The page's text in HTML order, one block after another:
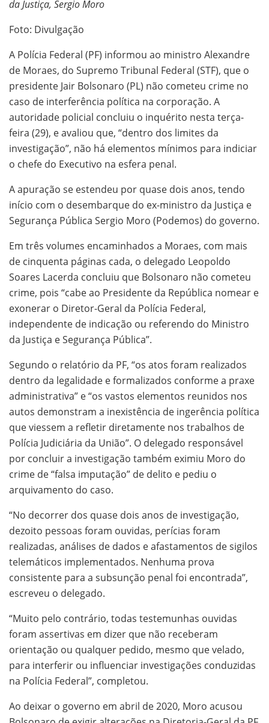
da Justiça, Sergio Moro
Foto: Divulgação
A Polícia Federal (PF) informou ao ministro Alexandre
de Moraes, do Supremo Tribunal Federal (STF), que o
presidente Jair Bolsonaro (PL) não cometeu crime no
caso de interferência política na corporação. A
autoridade policial concluiu o inquérito nesta terça-
feira (29), e avaliou que, “dentro dos limites da
investigação”, não há elementos mínimos para indiciar
o chefe do Executivo na esfera penal.
A apuração se estendeu por quase dois anos, tendo
início com o desembarque do ex-ministro da Justiça e
Segurança Pública Sergio Moro (Podemos) do governo.
Em três volumes encaminhados a Moraes, com mais
de cinquenta páginas cada, o delegado Leopoldo
Soares Lacerda concluiu que Bolsonaro não cometeu
crime, pois “cabe ao Presidente da República nomear e
exonerar o Diretor-Geral da Polícia Federal,
independente de indicação ou referendo do Ministro
da Justiça e Segurança Pública”.
Segundo o relatório da PF, “os atos foram realizados
dentro da legalidade e formalizados conforme a praxe
administrativa” e “os vastos elementos reunidos nos
autos demonstram a inexistência de ingerência política
que viessem a refletir diretamente nos trabalhos de
Polícia Judiciária da União”. O delegado responsável
por concluir a investigação também eximiu Moro do
crime de “falsa imputação” de delito e pediu o
arquivamento do caso.
“No decorrer dos quase dois anos de investigação,
dezoito pessoas foram ouvidas, perícias foram
realizadas, análises de dados e afastamentos de sigilos
telemáticos implementados. Nenhuma prova
consistente para a subsunção penal foi encontrada”,
escreveu o delegado.
“Muito pelo contrário, todas testemunhas ouvidas
foram assertivas em dizer que não receberam
orientação ou qualquer pedido, mesmo que velado,
para interferir ou influenciar investigações conduzidas
na Polícia Federal”, completou.
Ao deixar o governo em abril de 2020, Moro acusou